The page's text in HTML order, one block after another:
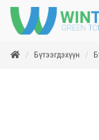
Бүтээгдэхүүн